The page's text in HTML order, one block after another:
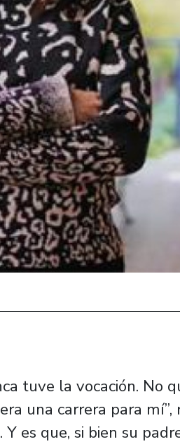
tuve la vocación. No
una carrera para mí”,
es que, si bien su